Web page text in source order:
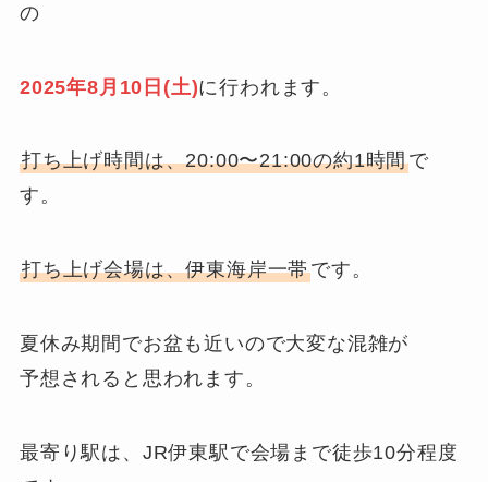
の
2025年8月10日(土)に行われます。
打ち上げ時間は、20:00〜21:00の約1時間で
す。
打ち上げ会場は、伊東海岸一帯です。
夏休み期間でお盆も近いので大変な混雑が
予想されると思われます。
最寄り駅は、JR伊東駅で会場まで徒歩10分程度